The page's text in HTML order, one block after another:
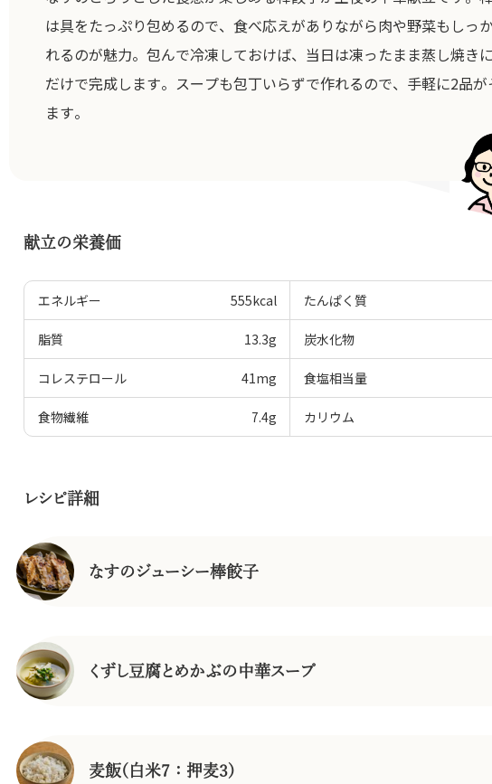
は具をたっぷり包めるので、食べ応えがありながら肉や野菜もしっ
れるのが魅力。包んで冷凍しておけば、当日は凍ったまま蒸し焼き
だけで完成します。スープも包丁いらずで作れるので、手軽に2品が
ます。
献立の栄養価
エネルギー 555kcal たんぱく質
脂質 13.3g 炭水化物
コレステロール 41mg 食塩相当量
食物繊維 7.4g カリウム
レシピ詳細
なすのジューシー棒餃子
くずし豆腐とめかぶの中華スープ
麦飯(白米7：押麦3)